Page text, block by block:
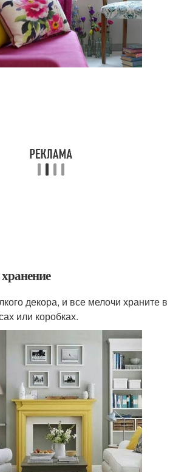
декора, и все мелочи храните в
или коробках.